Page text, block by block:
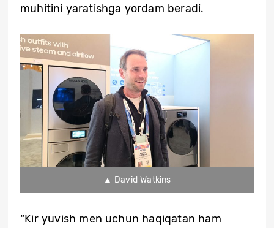
muhitini yaratishga yordam beradi.
▲ David Watkins
“Kir yuvish men uchun haqiqatan ham